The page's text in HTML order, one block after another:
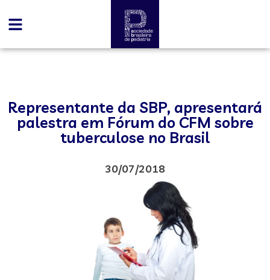
Representante da SBP, apresentará
palestra em Fórum do CFM sobre
tuberculose no Brasil
30/07/2018